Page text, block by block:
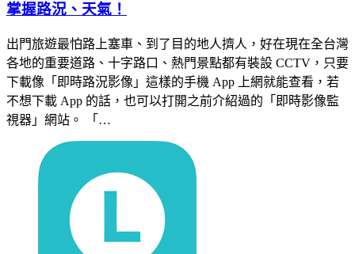
掌握路況、天氣！
出門旅遊最怕路上塞車、到了目的地人擠人，好在現在全台灣
各地的重要道路、十字路口、熱門景點都有裝設 CCTV，只要
下載像「即時路況影像」這樣的手機 App 上網就能查看，若
不想下載 App 的話，也可以打開之前介紹過的「即時影像監
視器」網站。 「…